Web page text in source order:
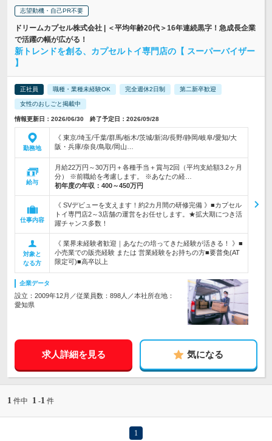
志望動機・自己PR不要
ドリームカプセル株式会社 | ＜平均年齢20代＞16年連続黒字！急成長企業
で活躍の幅が広がる！
新トレンドを創る、カプセルトイ専門店の【 スーパーバイザー
】
正社員 職種・業種未経験OK 完全週休2日制 第二新卒歓迎
女性のおしごと掲載中
情報更新日：2026/06/30 終了予定日：2026/09/28
勤務地
《 東京/埼玉/千葉/群馬/栃木/茨城/新潟/長野/静岡/岐阜/愛知/大
阪・兵庫/奈良/鳥取/岡山…
給与
月給22万円～30万円＋各種手当＋賞与2回（平均支給額3.2ヶ月
分） ※前職給を考慮します。 ※あなたの経…
初年度の年収： 400～450万円
仕事内容
《 SVデビューを支えます！約2カ月間の研修完備 》■カプセル
トイ専門店2～3店舗の運営をお任せします。★拡大期につき活
躍チャンス多数！
対象と
なる方
《 業界未経験者歓迎｜あなたの培ってきた経験が活きる！ 》■
小売業での販売経験 または 営業経験をお持ちの方■要普免(AT
限定可)■高卒以上
企業データ
設立：2009年12月／従業員数：898人／本社所在地：
愛知県
求人詳細を見る 気になる
1 件中 1 -1 件
1